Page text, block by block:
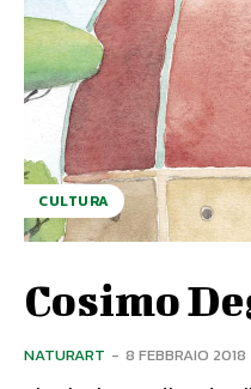
CULTURA
Cosimo
NATURART - 8 FEBBRAIO 2018